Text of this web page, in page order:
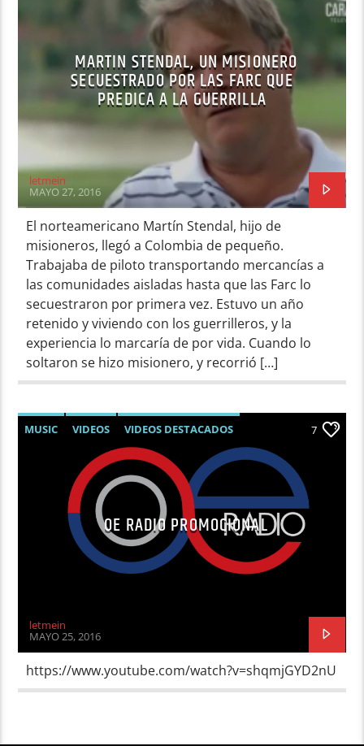
MARTIN STENDAL, UN MISIONERO
SECUESTRADO POR LAS FARC QUE
PREDICA A LA GUERRILLA
letmein
MAYO 27, 2016
El norteamericano Martín Stendal, hijo de
misioneros, llegó a Colombia de pequeño.
Trabajaba de piloto transportando mercancías a
las comunidades aisladas hasta que las Farc lo
secuestraron por primera vez. Estuvo un año
retenido y viviendo con los guerrilleros, y la
experiencia lo marcaría de por vida. Cuando lo
soltaron se hizo misionero, y recorrió […]
MUSIC VIDEOS VIDEOS DESTACADOS 7
OE RADIO PROMOCIONAL
letmein
MAYO 25, 2016
https://www.youtube.com/watch?v=shqmjGYD2nU